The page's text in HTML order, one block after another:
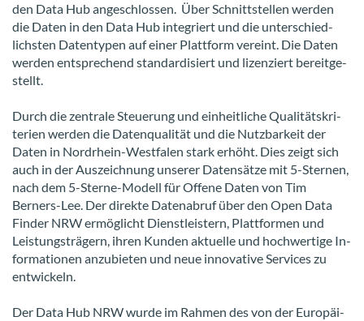
den Data Hub an­ge­schlos­sen. Über Schnitt­stel­len wer­den
die Daten in den Data Hub in­te­griert und die un­ter­schied­
lichs­ten Da­ten­ty­pen auf einer Platt­form ver­eint. Die Daten
wer­den ent­spre­chend stan­dar­di­siert und li­zen­ziert be­reit­ge­
stellt.
Durch die zen­tra­le Steue­rung und ein­heit­li­che Qua­li­täts­kri­
te­ri­en wer­den die Da­ten­qua­li­tät und die Nutz­bar­keit der
Daten in Nordrhein-​Westfalen stark er­höht. Dies zeigt sich
auch in der Aus­zeich­nung un­se­rer Da­ten­sät­ze mit 5-​Sternen,
nach dem 5-​Sterne-Modell für Of­fe­ne Daten von Tim
Berners-​Lee. Der di­rek­te Da­ten­ab­ruf über den Open Data
Fin­der NRW er­mög­licht Dienst­leis­tern, Platt­for­men und
Leis­tungs­trä­gern, ihren Kun­den ak­tu­el­le und hoch­wer­ti­ge In­
for­ma­tio­nen an­zu­bie­ten und neue in­no­va­ti­ve Ser­vices zu
ent­wi­ckeln.
Der Data Hub NRW wurde im Rah­men des von der Eu­ro­päi­